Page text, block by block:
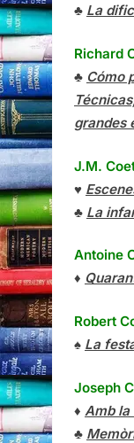
♣ La
Richard
♣ Cómo
grandes
J.M.
♥
♣ La
Antoine
♦
Robert
♠ La
Joseph
♦ Amb la
♣